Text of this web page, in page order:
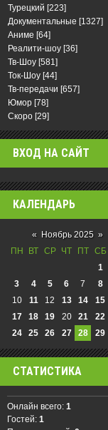
Турецкий [223]
Документальные [1327]
Аниме [64]
Реалити-шоу [36]
Тв-Шоу [581]
Ток-Шоу [44]
Тв-передачи [657]
Юмор [78]
Скоро [29]
ВХОД НА САЙТ
КАЛЕНДАРЬ
« Ноябрь 2025 »
ПН
ВТ СР ЧТ ПТ СБ
1
3
4 5 6 7 8
10
11 12 13 14 15
17
18 19 20 21 22
24
25 26 27 28 29
СТАТИСТИКА
Онлайн всего: 1
Гостей: 1